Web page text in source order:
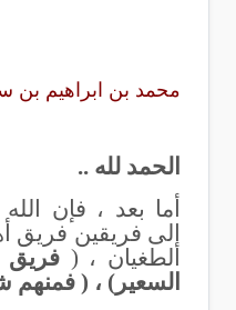
محمد بن ابراهيم بن
الحمد لله ..
أما بعد ، فإن
إلى فريقين فريق
الطغيان ، ( فريق
السعير) ، (